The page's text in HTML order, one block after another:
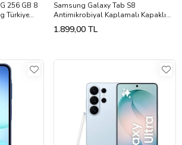
256 GB 8
Türkiye
Samsung Galaxy Tab S8
Antimikrobiyal Kaplamalı Kapaklı
Kılıf Pembe EF-BT630PAEGTR
1.899,00 TL